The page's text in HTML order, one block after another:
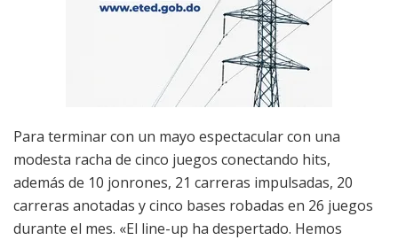
Para terminar con un mayo espectacular con una
modesta racha de cinco juegos conectando hits,
además de 10 jonrones, 21 carreras impulsadas, 20
carreras anotadas y cinco bases robadas en 26 juegos
durante el mes. «El line-up ha despertado. Hemos